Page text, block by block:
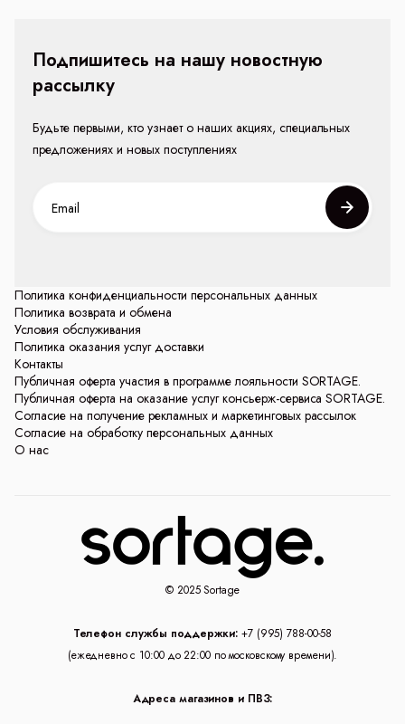
Политика конфиденциальности персональных данных
Политика возврата и обмена
Условия обслуживания
Политика оказания услуг доставки
Контакты
Публичная оферта участия в программе лояльности SORTAGE.
Публичная оферта на оказание услуг консьерж-сервиса SORTAGE.
Согласие на получение рекламных и маркетинговых рассылок
Согласие на обработку персональных данных
О нас
Подпишитесь на нашу новостную
рассылку
Будьте первыми, кто узнает о наших акциях, специальных
предложениях и новых поступлениях
© 2025 Sortage
Телефон службы поддержки: +7 (995) 788-00-58
(ежедневно с 10:00 до 22:00 по московскому времени).
Адреса магазинов и ПВЗ: